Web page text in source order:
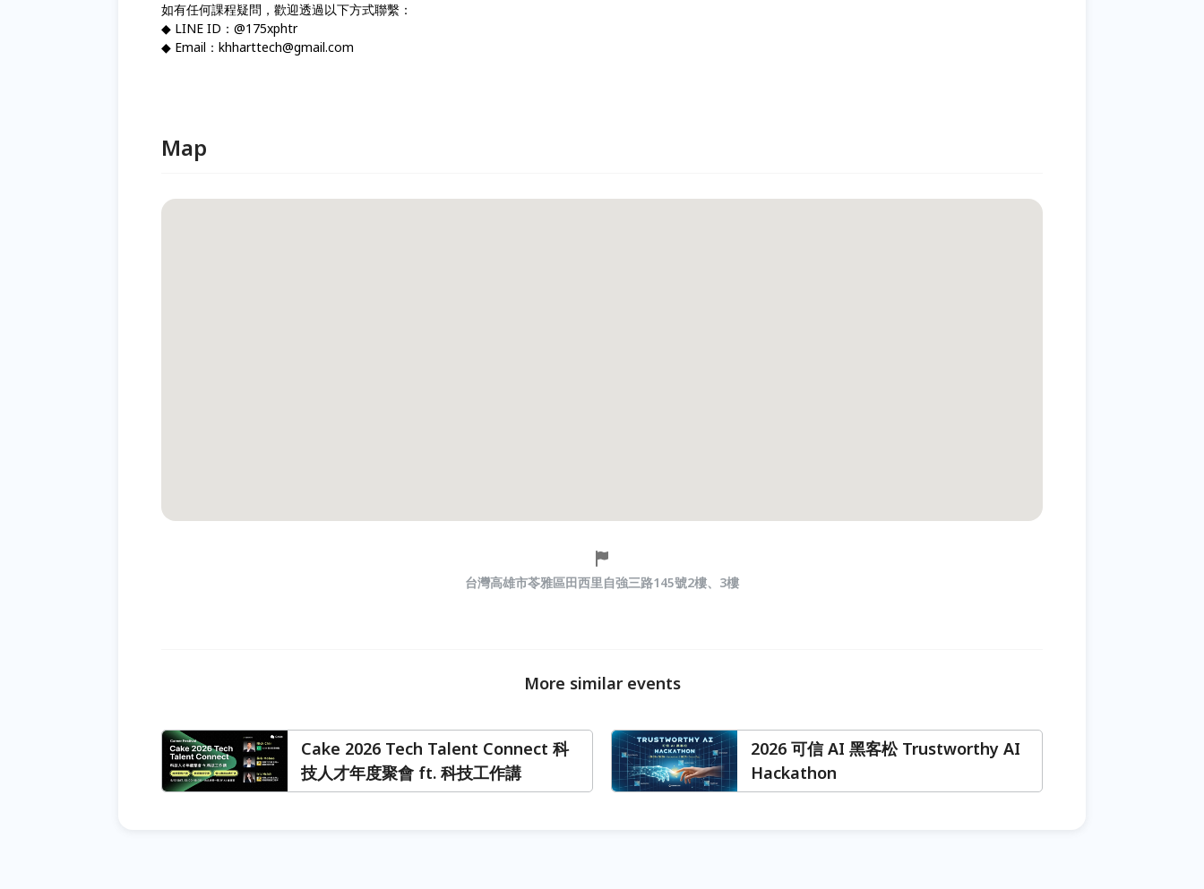
如有任何課程疑問，歡迎透過以下方式聯繫：
◆ LINE ID：@175xphtr
◆ Email：khharttech@gmail.com
Map
台灣高雄市苓雅區田西里自強三路145號2樓、3樓
More similar events
Cake 2026 Tech Talent Connect 科
技人才年度聚會 ft. 科技工作講
2026 可信 AI 黑客松 Trustworthy AI
Hackathon